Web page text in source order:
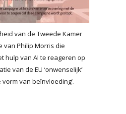
van de Tweede Kamer
van Philip Morris die
hulp van AI te reageren op
van de EU ‘onwenselijk’
van beïnvloeding’.